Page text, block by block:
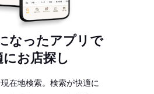
なったアプリで
にお店探し
在地検索。検索が快適に